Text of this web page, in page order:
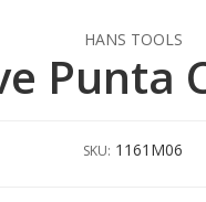
HANS TOOLS
Punta
SKU: 1161M06